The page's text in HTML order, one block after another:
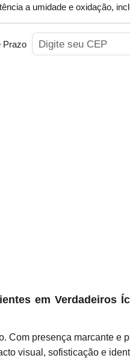
a umidade e oxidação,
Prazo
em Verdadeiros
Com presença marcante e
visual, sofisticação e